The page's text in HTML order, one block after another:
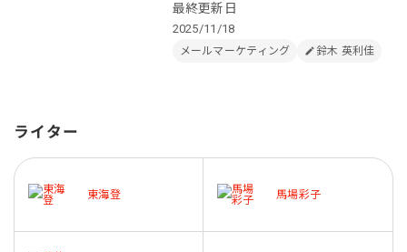
最終更新日
2025/11/18
メールマーケティング 鈴木 英利佳
ライター
東海登 馬場彩子